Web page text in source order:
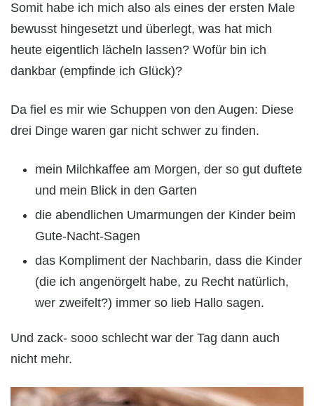
Somit habe ich mich also als eines der ersten Male
bewusst hingesetzt und überlegt, was hat mich
heute eigentlich lächeln lassen? Wofür bin ich
dankbar (empfinde ich Glück)?
Da fiel es mir wie Schuppen von den Augen: Diese
drei Dinge waren gar nicht schwer zu finden.
mein Milchkaffee am Morgen, der so gut duftete
und mein Blick in den Garten
die abendlichen Umarmungen der Kinder beim
Gute-Nacht-Sagen
das Kompliment der Nachbarin, dass die Kinder
(die ich angenörgelt habe, zu Recht natürlich,
wer zweifelt?) immer so lieb Hallo sagen.
Und zack- sooo schlecht war der Tag dann auch
nicht mehr.